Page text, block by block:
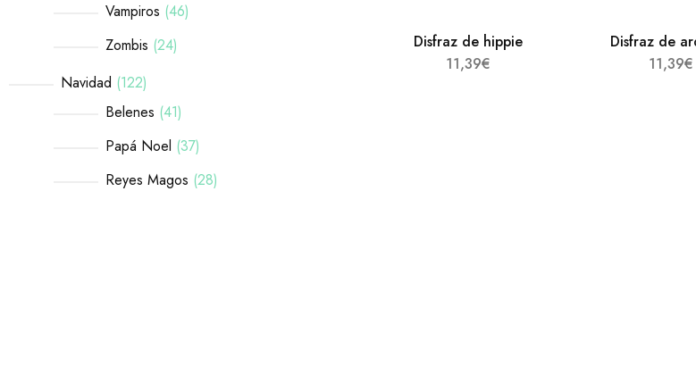
Disfraz de hippie
11,39€
Disfraz de
11,39€
Vampiros 46
Zombis 24
Navidad 122
Belenes 41
Papá Noel 37
Reyes Magos 28